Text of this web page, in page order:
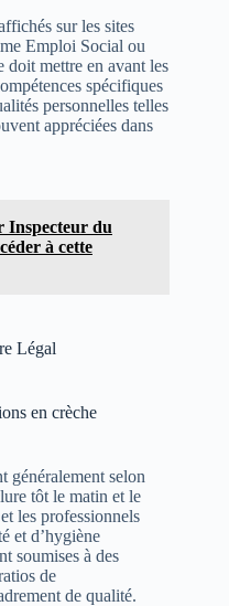
sur les sites
Emploi Social ou
doit mettre en avant les
spécifiques
personnelles telles
appréciées dans
Inspecteur du
à cette
Légal
en crèche
généralement selon
tôt le matin et le
les professionnels
et d’hygiène
soumises à des
de
de qualité.